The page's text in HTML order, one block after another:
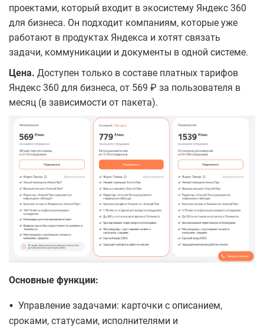
проектами, который входит в экосистему Яндекс 360
для бизнеса. Он подходит компаниям, которые уже
работают в продуктах Яндекса и хотят связать
задачи, коммуникации и документы в одной системе.
Цена. Доступен только в составе платных тарифов
Яндекс 360 для бизнеса, от 569 ₽ за пользователя в
месяц (в зависимости от пакета).
Основные функции:
• Управление задачами: карточки с описанием,
сроками, статусами, исполнителями и